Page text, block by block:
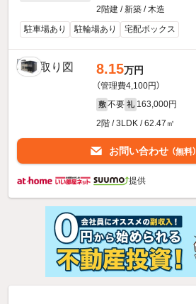
2階建 / 新築 / 木造
駐車場あり
駐輪場あり 宅配ボックス
8.15万円
（管理費4,100円）
敷 不要 礼 163,000円
2階 / 3LDK / 62.47㎡
お問い合わせ （無料）
提供